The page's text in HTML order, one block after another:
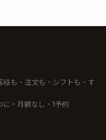
も、注文も、シフトも、す
。月額なし、1予約